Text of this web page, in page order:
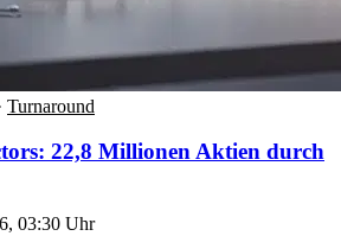
Turnaround
22,8 Millionen Aktien durch
03:30 Uhr